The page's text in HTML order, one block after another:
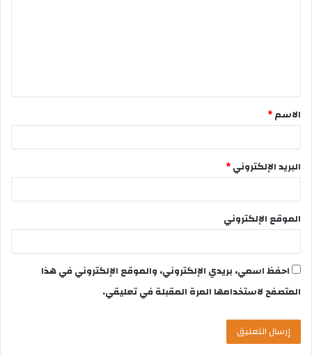
الاسم*
البريد الإلكتروني*
الموقع الإلكتروني
احفظ اسمي، بريدي الإلكتروني، والموقع الإلكتروني في هذا
المتصفح لاستخدامها المرة المقبلة في تعليقي.